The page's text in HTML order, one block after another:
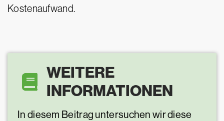
Kostenaufwand.
WEITERE
INFORMATIONEN
In diesem Beitrag untersuchen wir diese